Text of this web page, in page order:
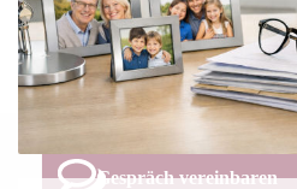
ehrlich und
Kauf und
bei wichtigen
Gespräch vereinbaren